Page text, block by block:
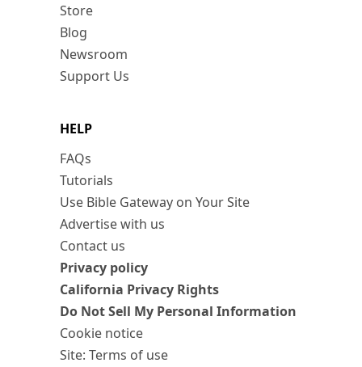
Store
Blog
Newsroom
Support Us
HELP
FAQs
Tutorials
Use Bible Gateway on Your Site
Advertise with us
Contact us
Privacy policy
California Privacy Rights
Do Not Sell My Personal Information
Cookie notice
Site: Terms of use